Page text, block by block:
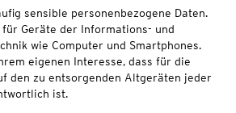
sensible personenbezogene Daten.
Geräte der Informations- und
wie Computer und Smartphones.
eigenen Interesse, dass für die
den zu entsorgenden Altgeräten jeder
ist.